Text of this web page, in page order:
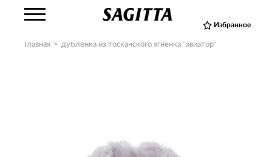
Избранное
Главная > дубленка из тосканского ягненка "авиатор"